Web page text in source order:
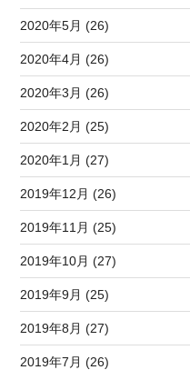
2020年5月 (26)
2020年4月 (26)
2020年3月 (26)
2020年2月 (25)
2020年1月 (27)
2019年12月 (26)
2019年11月 (25)
2019年10月 (27)
2019年9月 (25)
2019年8月 (27)
2019年7月 (26)